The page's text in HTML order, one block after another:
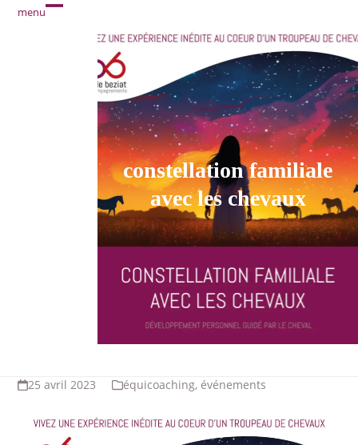
passer
menu
mobile
menu
mobile
menu
constellation familiale
avec les chevaux
25 avril 2023 équicoaching, événements